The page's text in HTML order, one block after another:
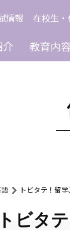
情報 在校生・
介 教育内
語 トビタテ！留
トビタ